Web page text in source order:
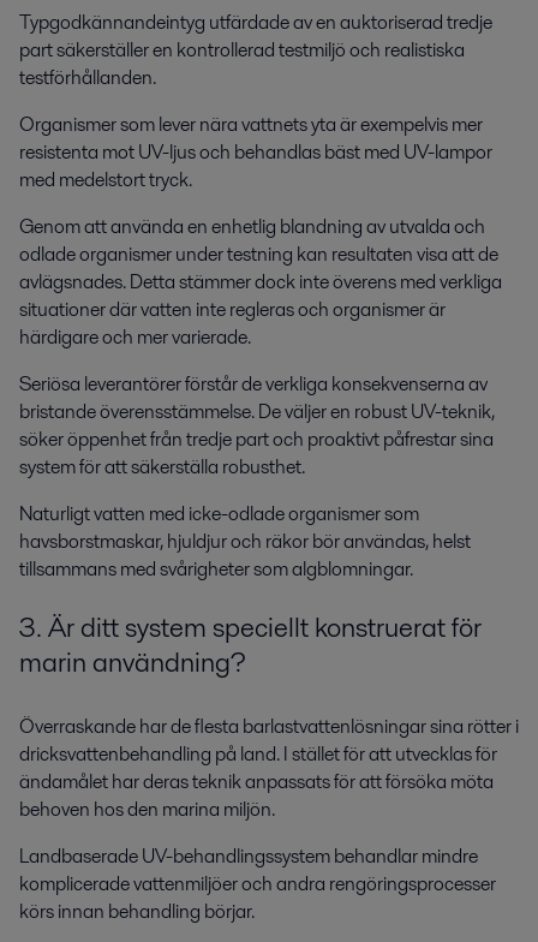
Typgodkännandeintyg utfärdade av en auktoriserad tredje
part säkerställer en kontrollerad testmiljö och realistiska
testförhållanden.
Organismer som lever nära vattnets yta är exempelvis mer
resistenta mot UV-ljus och behandlas bäst med UV-lampor
med medelstort tryck.
Genom att använda en enhetlig blandning av utvalda och
odlade organismer under testning kan resultaten visa att de
avlägsnades. Detta stämmer dock inte överens med verkliga
situationer där vatten inte regleras och organismer är
härdigare och mer varierade.
Seriösa leverantörer förstår de verkliga konsekvenserna av
bristande överensstämmelse. De väljer en robust UV-teknik,
söker öppenhet från tredje part och proaktivt påfrestar sina
system för att säkerställa robusthet.
Naturligt vatten med icke-odlade organismer som
havsborstmaskar, hjuldjur och räkor bör användas, helst
tillsammans med svårigheter som algblomningar.
3. Är ditt system speciellt konstruerat för
marin användning?
Överraskande har de flesta barlastvattenlösningar sina rötter i
dricksvattenbehandling på land. I stället för att utvecklas för
ändamålet har deras teknik anpassats för att försöka möta
behoven hos den marina miljön.
Landbaserade UV-behandlingssystem behandlar mindre
komplicerade vattenmiljöer och andra rengöringsprocesser
körs innan behandling börjar.